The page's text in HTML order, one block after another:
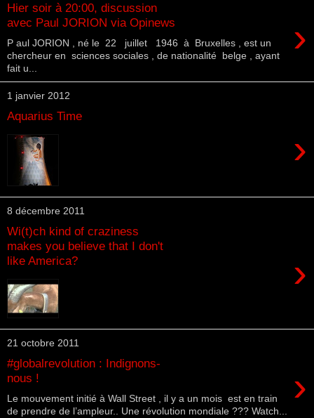
Hier soir à 20:00, discussion
avec Paul JORION via Opinews
›
P aul JORION , né le 22 juillet 1946 à Bruxelles , est un
chercheur en sciences sociales , de nationalité belge , ayant
fait u...
1 janvier 2012
Aquarius Time
›
8 décembre 2011
Wi(t)ch kind of craziness
makes you believe that I don't
like America?
›
21 octobre 2011
#globalrevolution : Indignons-
nous !
›
Le mouvement initié à Wall Street , il y a un mois est en train
de prendre de l’ampleur.. Une révolution mondiale ??? Watch...